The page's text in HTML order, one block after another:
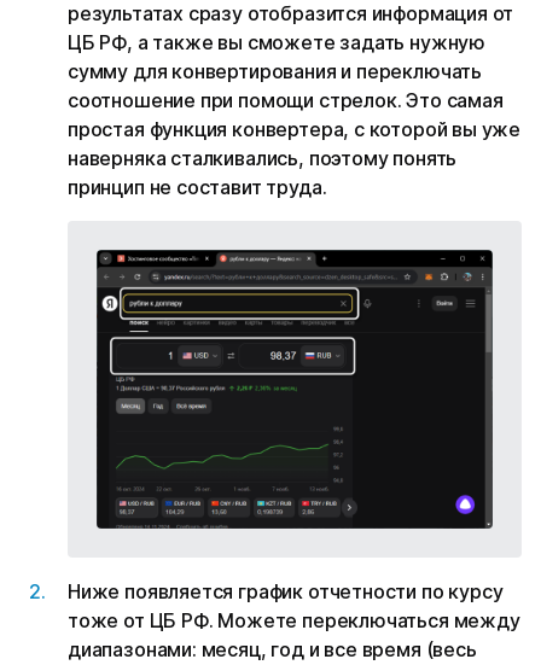
результатах сразу отобразится информация от
ЦБ РФ, а также вы сможете задать нужную
сумму для конвертирования и переключать
соотношение при помощи стрелок. Это самая
простая функция конвертера, с которой вы уже
наверняка сталкивались, поэтому понять
принцип не составит труда.
Ниже появляется график отчетности по курсу
тоже от ЦБ РФ. Можете переключаться между
диапазонами: месяц, год и все время (весь